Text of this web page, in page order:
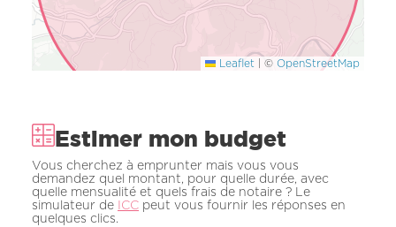
Leaflet © OpenStreetMap
Estimer mon budget
Vous cherchez à emprunter mais vous vous
demandez quel montant, pour quelle durée, avec
quelle mensualité et quels frais de notaire ? Le
simulateur de
ICC peut vous fournir les réponses en
quelques clics.